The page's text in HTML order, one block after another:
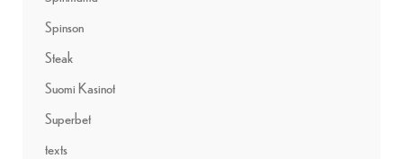
Spinson
Steak
Suomi Kasinot
Superbet
texts